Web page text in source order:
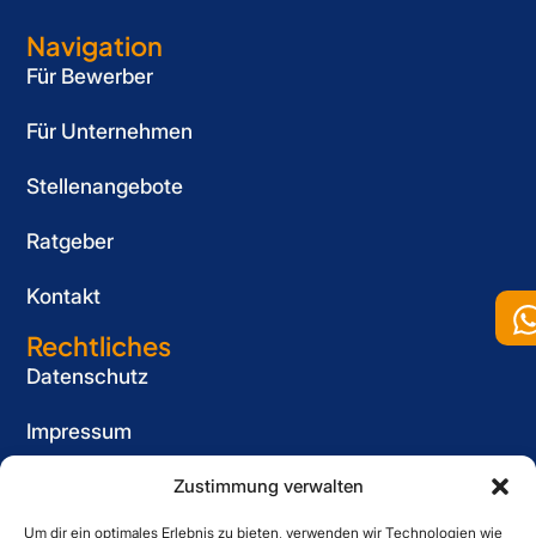
Zustimmung verwalten
Um dir ein optimales Erlebnis zu bieten, verwenden wir Technologien wie
Navigation
Für Bewerber
Für Unternehmen
Stellenangebote
Ratgeber
Kontakt
Rechtliches
Datenschutz
Impressum
Cookie-Richtlinie (EU)